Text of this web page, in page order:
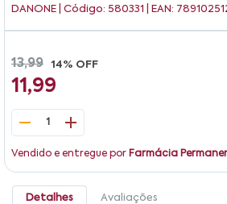
DANONE | Código: 580331 | EAN:
13,99 14% OFF
11,99
1
Vendido e entregue por Farmácia
Detalhes Avaliações